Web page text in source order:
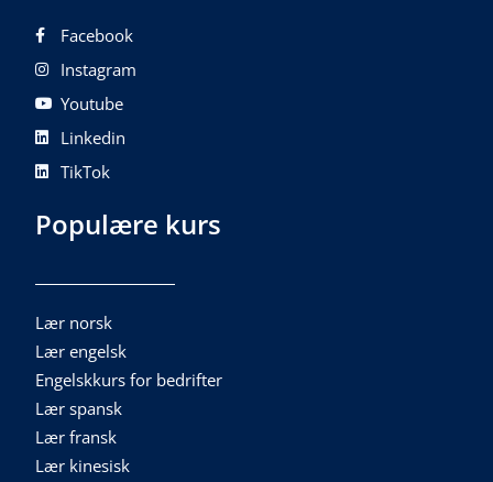
Facebook
Instagram
Youtube
Linkedin
TikTok
Populære kurs
Lær norsk
Lær engelsk
Engelskkurs for bedrifter
Lær spansk
Lær fransk
Lær kinesisk